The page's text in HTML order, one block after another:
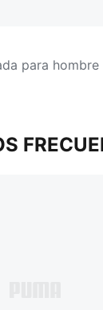
para hombre